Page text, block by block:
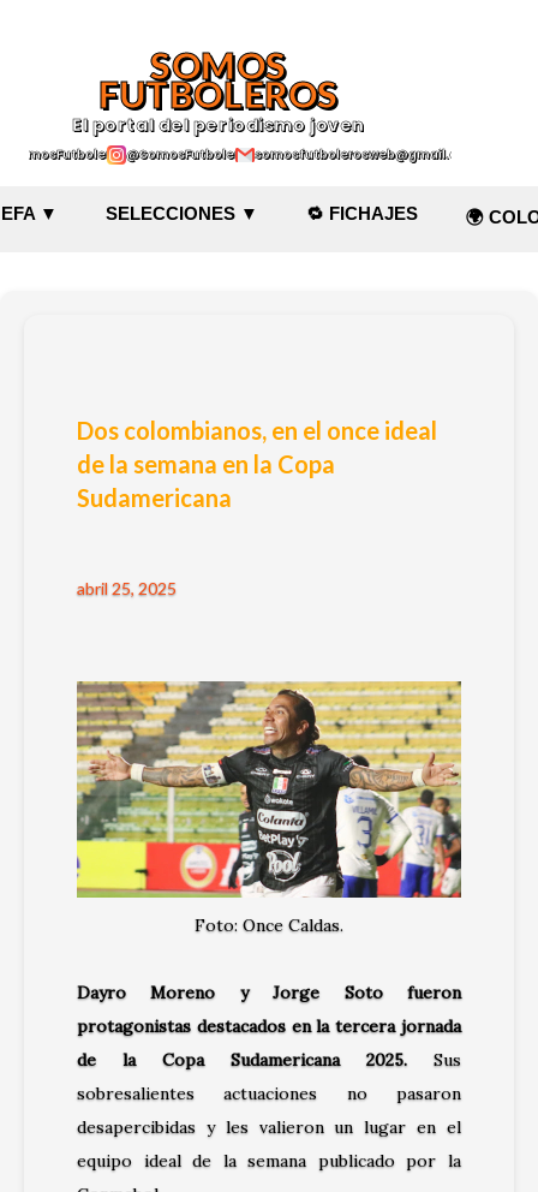
SOMOS
FUTBOLEROS
El portal del periodismo joven
@SomosFutbolerossomosfutbolerosweb@gmail.com
▼ SELECCIONES ▼ 🔁 FICHAJES 🌍
Dos colombianos, en el once ideal
de la semana en la Copa
Sudamericana
abril 25, 2025
Foto: Once Caldas.
Dayro Moreno y Jorge Sotofueron
protagonistas destacados en la tercera jornada
de la Copa Sudamericana 2025. Sus
sobresalientes actuaciones no pasaron
desapercibidas y les valieron un lugar en el
equipo ideal de la semana publicado por la